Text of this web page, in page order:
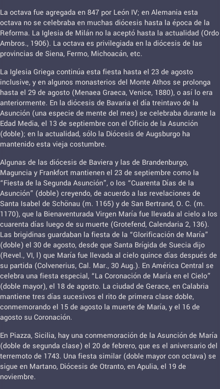
La octava fue agregada en 847 por León IV; en Alemania esta
octava no se celebraba en muchas diócesis hasta la época de la
Reforma. La Iglesia de Milán no la aceptó hasta la actualidad (Ordo
Ambros., 1906). La octava es privilegiada en la diócesis de las
provincias de Siena, Fermo, Michoacán, etc.
La Iglesia Griega continúa esta fiesta hasta el 23 de agosto
inclusive, y en algunos monasterios del Monte Athos se prolonga
hasta el 29 de agosto (Menaea Graeca, Venice, 1880), o así lo era
anteriormente. En la diócesis de Bavaria el día treintavo de la
Asunción (una especie de mente del mes) se celebraba durante la
Edad Media, el 13 de septiembre con el Oficio de la Asunción
(doble); en la actualidad, sólo la Diócesis de Augsburgo ha
mantenido esta vieja costumbre.
Algunas de las diócesis de Baviera y las de Brandenburgo,
Maguncia y Frankfort mantienen el 23 de septiembre como la
“Fiesta de la Segunda Asunción”, o los “Cuarenta Días de la
Asunción” (doble) creyendo, de acuerdo a las revelaciones de
Santa Isabel de Schönau (m. 1165) y de San Bertrand, O. C. (m.
1170), que la Bienaventurada Virgen María fue llevada al cielo a los
cuarenta días luego de su muerte (Grotefend, Calendaria 2, 136).
Las brigidinas guardaban la fiesta de la “Glorificación de María”
(doble) el 30 de agosto, desde que Santa Brígida de Suecia dijo
(Revel., VI, l) que María fue llevada al cielo quince días después de
su partida (Colvenerius, Cal. Mar., 30 Aug.). En América Central se
celebra una fiesta especial, “La Coronación de María en el Cielo”
(doble mayor), el 18 de agosto. La ciudad de Gerace, en Calabria
mantiene tres días sucesivos el rito de primera clase doble,
conmemorando el 15 de agosto la muerte de María, y el 16 de
agosto su Coronación.
En Piazza, Sicilia, hay una conmemoración de la Asunción de María
(doble de segunda clase) el 20 de febrero, que es el aniversario del
terremoto de 1743. Una fiesta similar (doble mayor con octava) se
sigue en Martano, Diócesis de Otranto, en Apulia, el 19 de
noviembre.